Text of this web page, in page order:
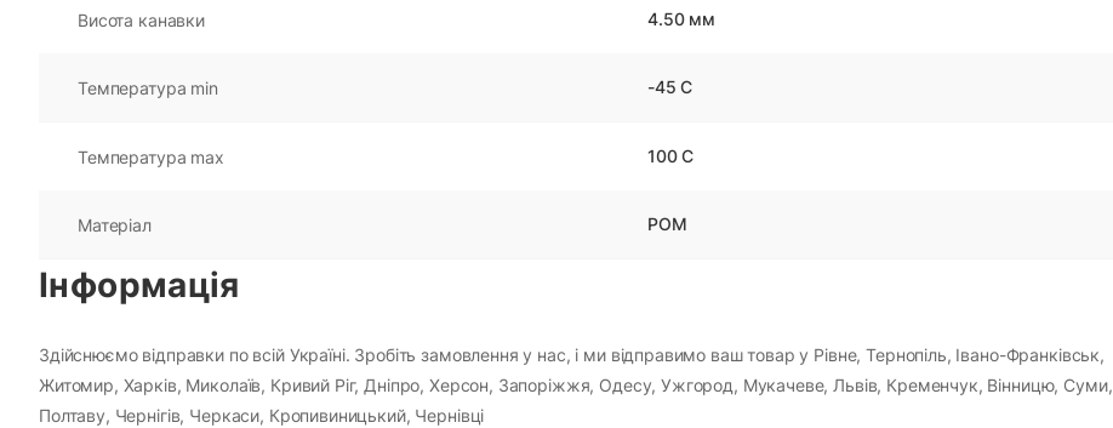
Висота канавки 4.50 мм
Температура min -45 С
Температура max 100 С
Матеріал POM
Інформація
Здійснюємо відправки по всій Україні. Зробіть замовлення у нас, і ми відправимо ваш товар у Рівне, Тернопіль, Івано-Франківськ,
Житомир, Харків, Миколаїв, Кривий Ріг, Дніпро, Херсон, Запоріжжя, Одесу, Ужгород, Мукачеве, Львів, Кременчук, Вінницю, Суми,
Полтаву, Чернігів, Черкаси, Кропивиницький, Чернівці